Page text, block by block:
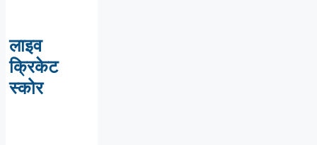
लाइव
क्रिकेट
स्कोर